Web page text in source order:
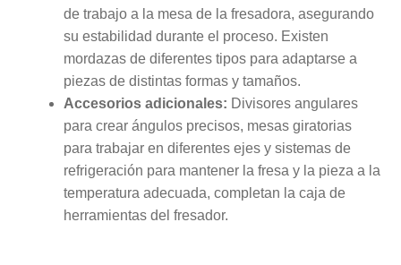
de trabajo a la mesa de la fresadora, asegurando
su estabilidad durante el proceso. Existen
mordazas de diferentes tipos para adaptarse a
piezas de distintas formas y tamaños.
Accesorios adicionales: Divisores angulares
para crear ángulos precisos, mesas giratorias
para trabajar en diferentes ejes y sistemas de
refrigeración para mantener la fresa y la pieza a la
temperatura adecuada, completan la caja de
herramientas del fresador.